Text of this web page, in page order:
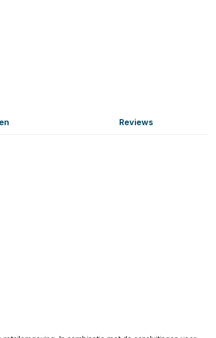
Reviews